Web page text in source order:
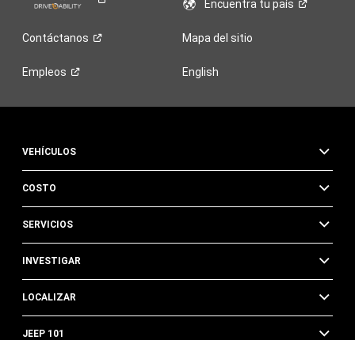
Encuentra tupaís
Contáctanos Mapa del sitio
Empleos English
VEHÍCULOS
COSTO
SERVICIOS
INVESTIGAR
LOCALIZAR
JEEP 101